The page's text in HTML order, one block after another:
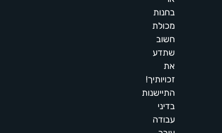
בחנות
מכולת
חשוב
שתדע
את
זכויותיך!
התיישנות
בדיני
עבודה